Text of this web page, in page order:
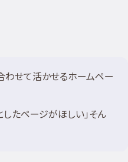
わせて活かせるホームペー
したページがほしい」そん